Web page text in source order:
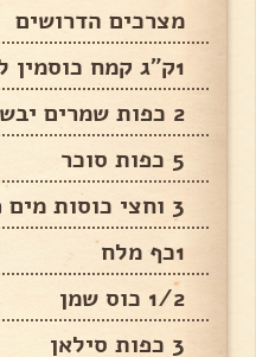
מצרכים הדרושים
1ק"ג קמח כוסמין לבן 80%
2 כפות שמרים יבשים
5 כפות סוכר
3 וחצי כוסות מים פושרים
1כף מלח
1/2 כוס שמן
3 כפות סילאן